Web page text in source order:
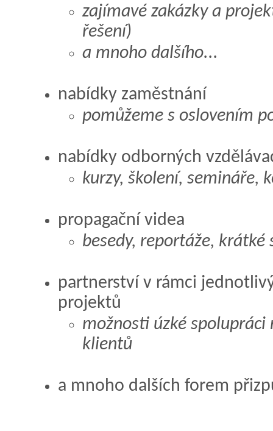
zajímavé zakázky a
řešení)
a mnoho dalšího...
nabídky zaměstnání
pomůžeme s oslovením
nabídky odborných
kurzy, školení, semináře,
propagační videa
besedy, reportáže, krátké
partnerství v rámci
projektů
možnosti úzké spolupráci
klientů
a mnoho dalších forem